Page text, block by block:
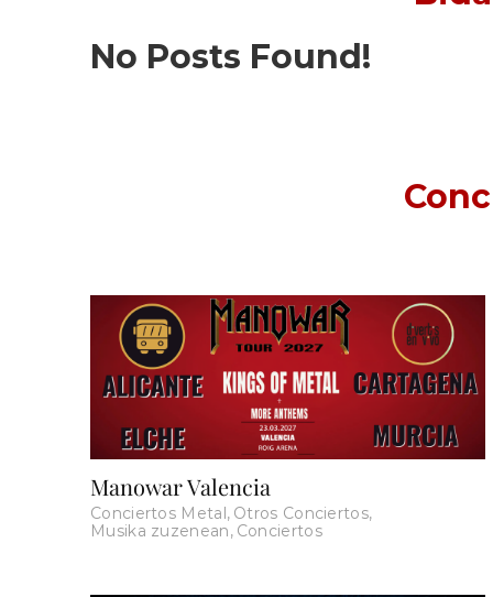
No Posts Found!
Manowar Valencia
Conciertos Metal , Otros Conciertos,
Musika zuzenean, Conciertos